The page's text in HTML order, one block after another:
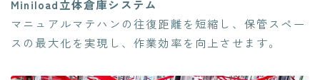
Miniload立体倉庫システム
マニュアルマテハンの往復距離を短縮し、保管スペー
スの最大化を実現し、作業効率を向上させます。